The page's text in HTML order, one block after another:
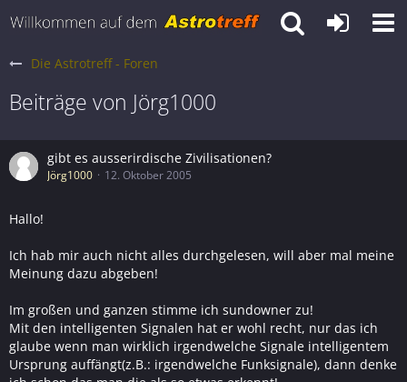
Die Astrotreff - Foren
Beiträge von Jörg1000
gibt es ausserirdische Zivilisationen?
Jörg1000 12. Oktober 2005
Hallo!
Ich hab mir auch nicht alles durchgelesen, will aber mal meine
Meinung dazu abgeben!
Im großen und ganzen stimme ich sundowner zu!
Mit den intelligenten Signalen hat er wohl recht, nur das ich
glaube wenn man wirklich irgendwelche Signale intelligentem
Ursprung auffängt(z.B.: irgendwelche Funksignale), dann denke